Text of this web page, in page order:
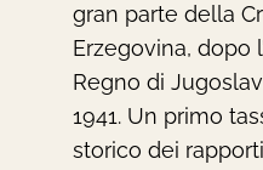
gran parte della
Erzegovina, dopo
Regno di
1941. Un primo
storico dei